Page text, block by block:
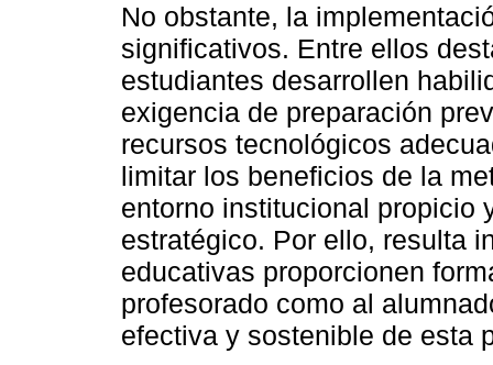
No obstante, la
significativos. Entre ellos
estudiantes desarrollen
exigencia de preparación
recursos tecnológicos
limitar los beneficios de la
entorno institucional propicio
estratégico. Por ello, resulta
educativas proporcionen
profesorado como al
efectiva y sostenible de esta